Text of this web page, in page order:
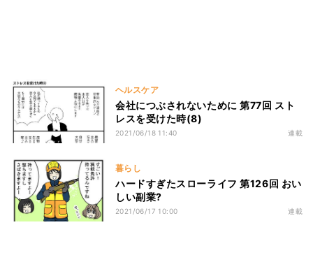
ヘルスケア
会社につぶされないために 第77回 スト
レスを受けた時(8)
2021/06/18 11:40 連載
暮らし
ハードすぎたスローライフ 第126回 おい
しい副業?
2021/06/17 10:00 連載